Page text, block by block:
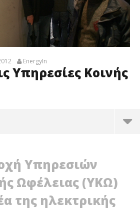
EnergyIn
Υπηρεσίες Κοινής
Υπηρεσιών
Ωφέλειας (ΥΚΩ)
της ηλεκτρικής